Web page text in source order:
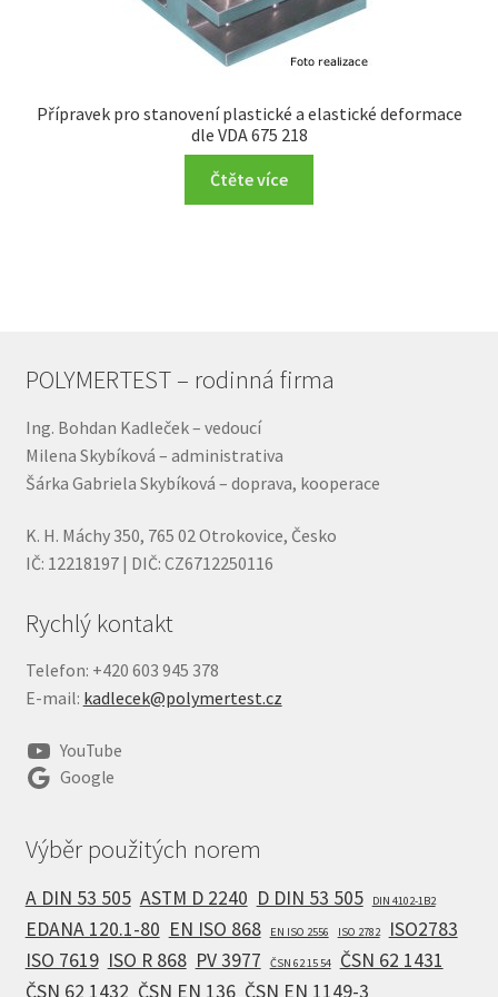
Přípravek pro stanovení plastické a elastické deformace
dle VDA 675 218
Čtěte více
POLYMERTEST – rodinná firma
Ing. Bohdan Kadleček – vedoucí
Milena Skybíková – administrativa
Šárka Gabriela Skybíková – doprava, kooperace
K. H. Máchy 350, 765 02 Otrokovice, Česko
IČ: 12218197 | DIČ: CZ6712250116
Rychlý kontakt
Telefon: +420 603 945 378
E-mail: kadlecek@polymertest.cz
YouTube
Google
Výběr použitých norem
A DIN 53 505 ASTM D 2240 D DIN 53 505 DIN 4102-1B2
EDANA 120.1-80 EN ISO 868 EN ISO 2556 ISO 2782
ISO2783
ISO 7619 ISO R 868 PV 3977 ČSN 62 15 54
ČSN 62 1431
ČSN 62 1432 ČSN EN 136 ČSN EN 1149-3